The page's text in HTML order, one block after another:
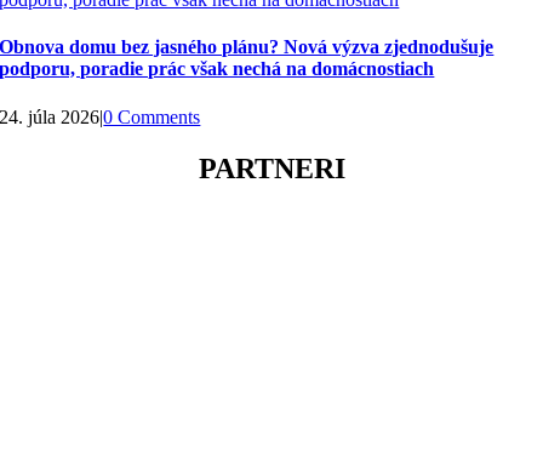
Obnova domu bez jasného plánu? Nová výzva zjednodušuje
podporu, poradie prác však nechá na domácnostiach
24. júla 2026|0 Comments
PARTNERI